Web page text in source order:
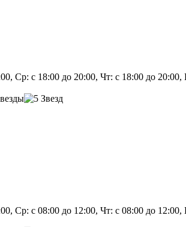
Ср: с 18:00 до 20:00, Чт: с 18:00 до
Ср: с 08:00 до 12:00, Чт: с 08:00 до